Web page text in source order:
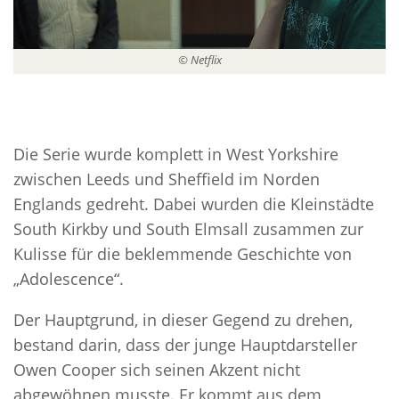
© Netflix
Die Serie wurde komplett in West Yorkshire
zwischen Leeds und Sheffield im Norden
Englands gedreht. Dabei wurden die Kleinstädte
South Kirkby und South Elmsall zusammen zur
Kulisse für die beklemmende Geschichte von
„Adolescence“.
Der Hauptgrund, in dieser Gegend zu drehen,
bestand darin, dass der junge Hauptdarsteller
Owen Cooper sich seinen Akzent nicht